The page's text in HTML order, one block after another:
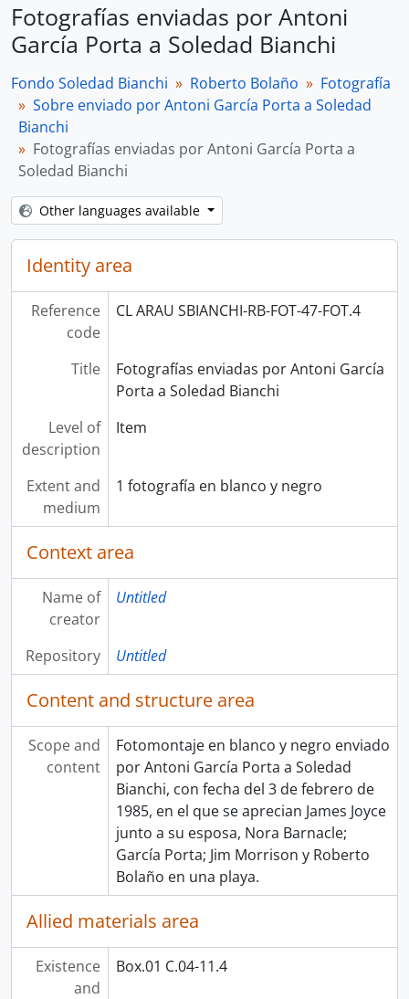
Fotografías enviadas por Antoni
García Porta a Soledad Bianchi
Fondo Soledad Bianchi Roberto Bolaño
Fotografía
Sobre enviado por Antoni García Porta a Soledad
Bianchi
Fotografías enviadas por Antoni García Porta a
Soledad Bianchi
Other languages available
Identity area
Reference
code
CL ARAU SBIANCHI-RB-FOT-47-FOT.4
Title
Fotografías enviadas por Antoni García
Porta a Soledad Bianchi
Level of
description
Item
Extent and
medium
1 fotografía en blanco y negro
Context area
Name of
creator
Untitled
Repository Untitled
Content and structure area
Scope and
content
Fotomontaje en blanco y negro enviado
por Antoni García Porta a Soledad
Bianchi, con fecha del 3 de febrero de
1985, en el que se aprecian James Joyce
junto a su esposa, Nora Barnacle;
García Porta; Jim Morrison y Roberto
Bolaño en una playa.
Allied materials area
Existence
and
Box.01 C.04-11.4